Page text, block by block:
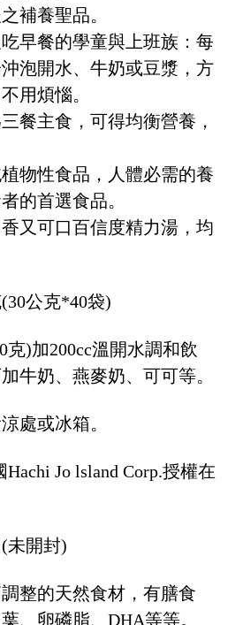
補養聖品。
早餐的學童與上班族：每
泡開水、牛奶或豆漿，方
用煩惱。
餐主食，可得均衡營養，
物性食品，人體必需的養
的首選食品。
又可口百信度精力湯，均
公克*40袋)
)加200cc溫開水調和飲
牛奶、燕麥奶、可可等。
處或冰箱。
Jo lsland Corp.授權在
未開封)
整的天然食材，有膳食
、卵磷脂、DHA等等。